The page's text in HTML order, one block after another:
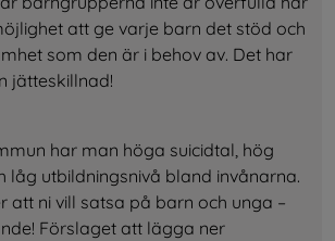
att ge varje barn det stöd och
som den är i behov av. Det har
jätteskillnad!
har man höga suicidtal, hög
låg utbildningsnivå bland invånarna.
att ni vill satsa på barn och unga –
Förslaget att lägga ner